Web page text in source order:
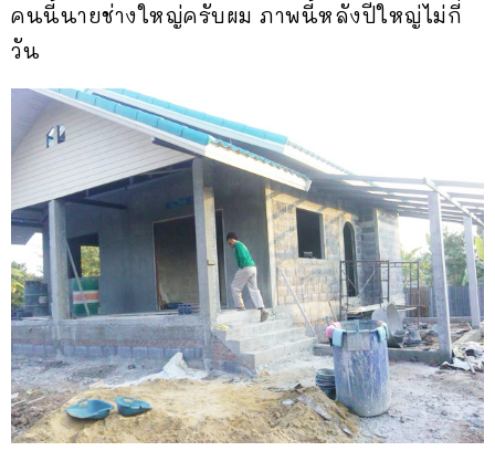
คนนี้นายช่างใหญ่ครับผม ภาพนี้หลังปีใหญ่ไม่กี่
วัน